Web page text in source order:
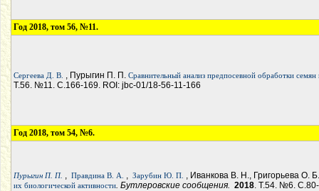
Год 2018, том 56, №11.
Сергеева Д. В. , Пурыгин П. П. Сравнительный анализ предпосевной обработки
Т.56. №11. С.166-169. ROI: jbc-01/18-56-11-166
Год 2018, том 54, №6.
Пурыгин П. П. , Правдина В. А. , Зарубин Ю. П. , Иванкова В. Н., Григорьева О.
их биологической активности. Бутлеровские сообщения. 2018. Т.54. №6.